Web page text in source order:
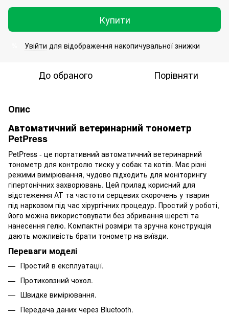
Купити
Увійти для відображення накопичувальної знижки
До обраного Порівняти
Опис
Автоматичний ветеринарний тонометр
PetPress
PetPress - це портативний автоматичний ветеринарний
тонометр для контролю тиску у собак та котів. Має різні
режими вимірювання, чудово підходить для моніторингу
гіпертонічних захворювань. Цей прилад корисний для
відстеження АТ та частоти серцевих скорочень у тварин
під наркозом під час хірургічних процедур. Простий у роботі,
його можна використовувати без збривання шерсті та
нанесення гелю. Компактні розміри та зручна конструкція
дають можливість брати тонометр на виїзди.
Переваги моделі
Простий в експлуатації.
Протиковзний чохол.
Швидке вимірювання.
Передача даних через Bluetooth.